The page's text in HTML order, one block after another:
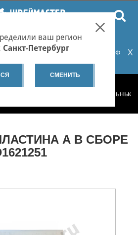
оплатой заказов на сайте
сертификаты НУЦ Минцифры РФ
Яндекс.Браузер.Подробнее...
X
ваш регион
Санкт-Петербург
СМЕНИТЬ
А В СБОРЕ